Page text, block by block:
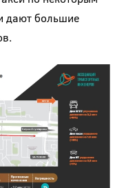
дают большие